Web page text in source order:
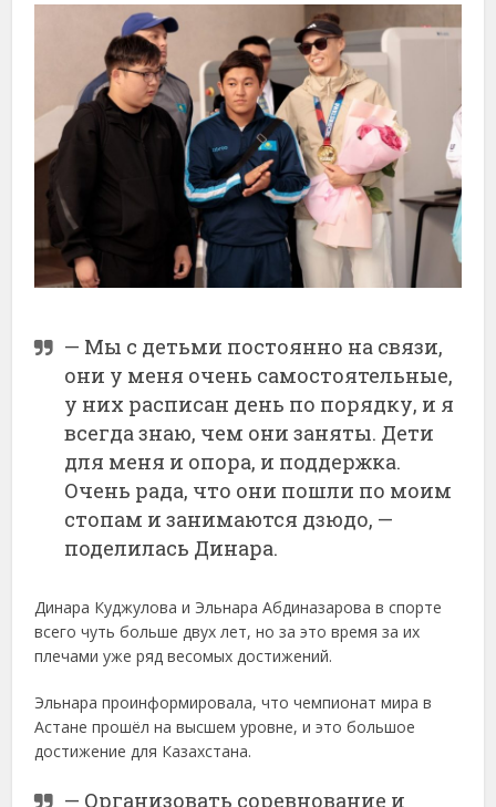
— Мы с детьми постоянно на связи,
они у меня очень самостоятельные,
у них расписан день по порядку, и я
всегда знаю, чем они заняты. Дети
для меня и опора, и поддержка.
Очень рада, что они пошли по моим
стопам и занимаются дзюдо, —
поделилась Динара.
Динара Куджулова и Эльнара Абдиназарова в спорте
всего чуть больше двух лет, но за это время за их
плечами уже ряд весомых достижений.
Эльнара проинформировала, что чемпионат мира в
Астане прошёл на высшем уровне, и это большое
достижение для Казахстана.
— Организовать соревнование и